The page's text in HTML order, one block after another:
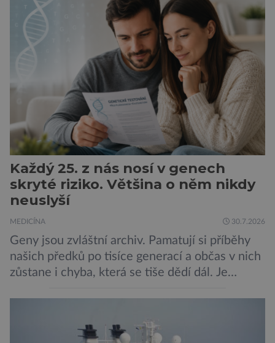
nedostatku spánku a stresu při péči o
novorozence. Nyní se však ukazuje, že za tím
stojí změny v mozku vyvolané těhotenstvím!
Poporodní mozková mlha, v angličtině […]
Každý 25. z nás nosí v genech
skryté riziko. Většina o něm nikdy
neuslyší
MEDICÍNA 30.7.2026
Geny jsou zvláštní archiv. Pamatují si příběhy
našich předků po tisíce generací a občas v nich
zůstane i chyba, která se tiše dědí dál. Je
jednou rozhodnout o zdraví jeho dítěte. Právě
to je případ řady dědičných onemocnění,